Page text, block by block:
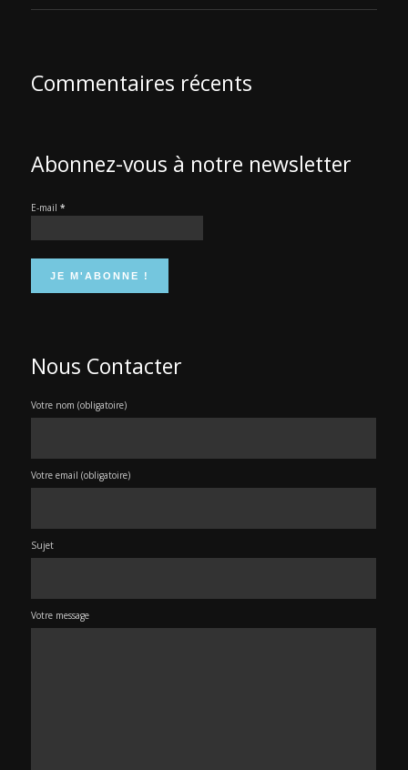
Commentaires récents
Abonnez-vous à notre newsletter
E-mail *
Nous Contacter
Votre nom (obligatoire)
Votre email (obligatoire)
Sujet
Votre message